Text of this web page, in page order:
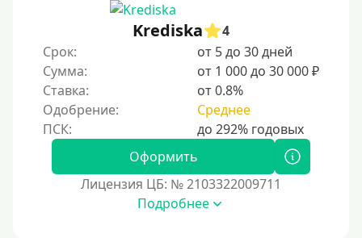
Krediska
4
Срок:
от 5 до 30 дней
Сумма:
от 1 000 до 30 000 ₽
Ставка:
от 0.8%
Одобрение:
Среднее
Оформить
Лицензия ЦБ: № 2103322009711
Подробнее